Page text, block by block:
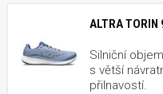
ALTRA TORIN
Silniční
s větší
přilnavostí.